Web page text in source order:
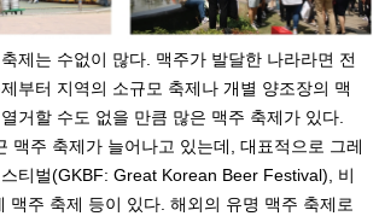
제는 수없이 많다. 맥주가 발달한 나라라면 전
부터 지역의 소규모 축제나 개별 양조장의 맥
거할 수도 없을 만큼 많은 맥주 축제가 있다.
맥주 축제가 늘어나고 있는데, 대표적으로 그레
티벌(GKBF: Great Korean Beer Festival), 비
맥주 축제 등이 있다. 해외의 유명 맥주 축제로